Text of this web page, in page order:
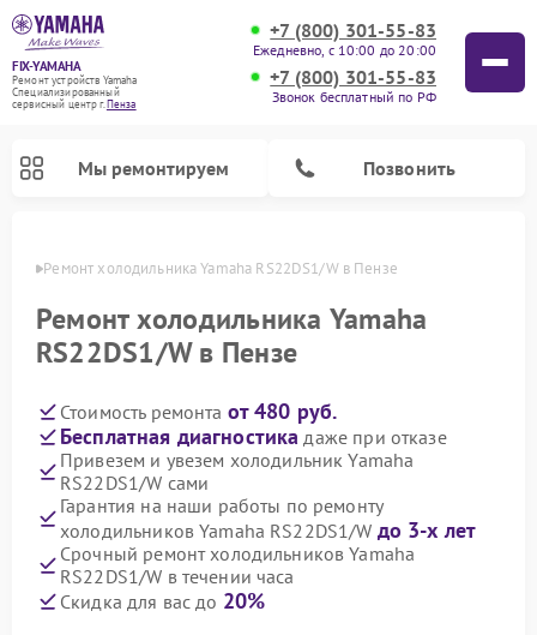
FIX-YAMAHA
Ремонт устройств Yamaha
Специализированный
cервисный центр г.Пенза
+7 (800) 301-55-83
Ежедневно, с 10:00 до 20:00
+7 (800) 301-55-83
Звонок бесплатный по РФ
Мы ремонтируем Позвонить
Ремонт холодильника Yamaha RS22DS1/W в Пензе
Ремонт холодильника Yamaha
RS22DS1/W в Пензе
Стоимость ремонта от 480 руб.
Бесплатная диагностика даже при отказе
Привезем и увезем холодильник Yamaha
RS22DS1/W сами
Гарантия на наши работы по ремонту
холодильников Yamaha RS22DS1/W до 3-х лет
Срочный ремонт холодильников Yamaha
RS22DS1/W в течении часа
Скидка для вас до 20%